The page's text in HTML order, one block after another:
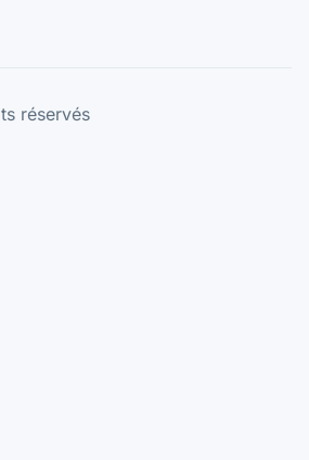
réservés